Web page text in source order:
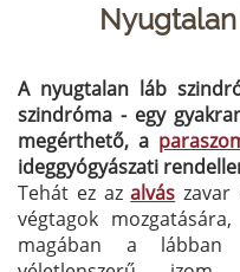
A nyugtalan láb
szindróma - egy
megérthető, a
ideggyógyászati
Tehát ez azalvás zavar
végtagok
magában a